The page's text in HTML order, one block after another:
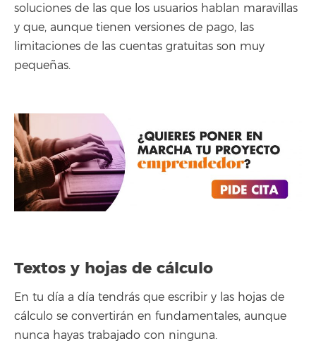
soluciones de las que los usuarios hablan maravillas
y que, aunque tienen versiones de pago, las
limitaciones de las cuentas gratuitas son muy
pequeñas.
Textos y hojas de cálculo
En tu día a día tendrás que escribir y las hojas de
cálculo se convertirán en fundamentales, aunque
nunca hayas trabajado con ninguna.